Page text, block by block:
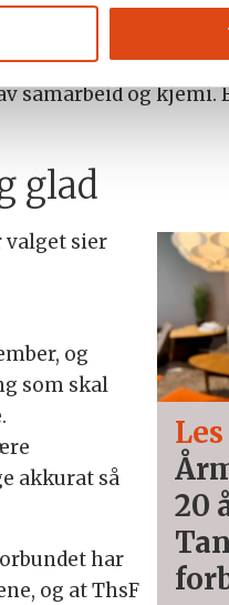
som også
samarbeid og
glad
20
valget sier
og
som skal
akkurat så
har
og at ThsF